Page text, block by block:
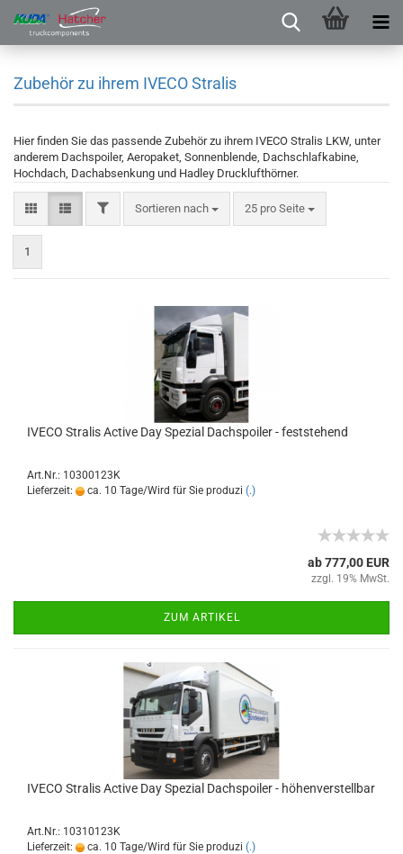
Zubehör zu ihrem IVECO Stralis
Hier finden Sie das passende Zubehör zu ihrem IVECO Stralis LKW, unter
anderem Dachspoiler, Aeropaket, Sonnenblende, Dachschlafkabine,
Hochdach, Dachabsenkung und Hadley Drucklufthörner.
Sortieren nach 25 pro Seite
1
IVECO Stralis Active Day Spezial Dachspoiler - feststehend
Art.Nr.: 10300123K
Lieferzeit:
ca. 10 Tage/Wird für Sie produzi (.)
ab 777,00 EUR
zzgl. 19% MwSt.
ZUM ARTIKEL
IVECO Stralis Active Day Spezial Dachspoiler - höhenverstellbar
Art.Nr.: 10310123K
Lieferzeit:
ca. 10 Tage/Wird für Sie produzi (.)